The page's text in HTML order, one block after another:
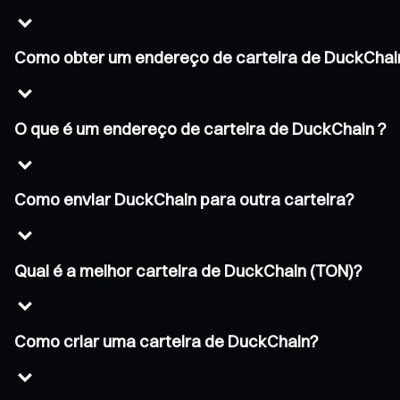
Como obter um endereço de carteira de
O que é um endereço de carteira de DuckChain ?
Como enviar DuckChain para outra carteira?
Qual é a melhor carteira de DuckChain (TON)?
Como criar uma carteira de DuckChain?